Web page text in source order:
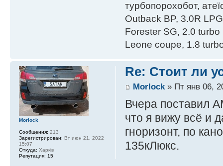
турбопорохобот,
Outback BP, 3.0R
Forester SG, 2.0
Leone coupe, 1.8
Re: Стоит ли
Morlock» Пт янв 06,
Вчера поставил
что я вижу всё и
гноризонт, по
135кЛюкс.
Morlock
Сообщения: 213
Зарегистрирован: Вт июн 21, 2022
15:07
Откуда: Харків
Репутация: 15